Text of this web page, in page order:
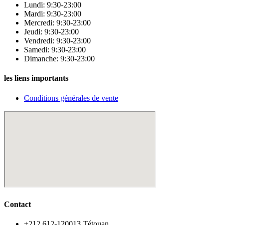
Lundi: 9:30-23:00
Mardi: 9:30-23:00
Mercredi: 9:30-23:00
Jeudi: 9:30-23:00
Vendredi: 9:30-23:00
Samedi: 9:30-23:00
Dimanche: 9:30-23:00
les liens importants
Conditions générales de vente
Contact